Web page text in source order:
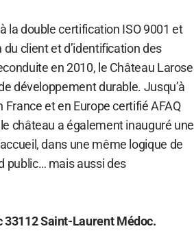
la double certification ISO 9001 et
client et d’identification des
en 2010, le Château Larose
développement durable. Jusqu’à
et en Europe certifié AFAQ
château a également inauguré une
dans une même logique de
public… mais aussi des
Saint-Laurent Médoc.